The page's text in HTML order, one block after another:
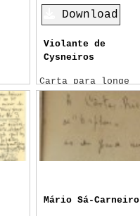
Download
Violante de
Cysneiros
Carta para longe
28/10/1916
Rodrigues
Mário Sá-Carneiro